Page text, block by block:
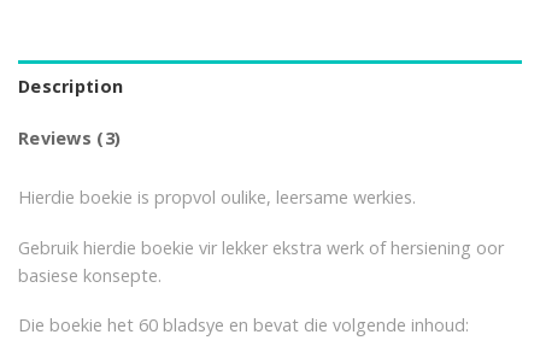
Description
Reviews (3)
Hierdie boekie is propvol oulike, leersame werkies.
Gebruik hierdie boekie vir lekker ekstra werk of hersiening oor
basiese konsepte.
Die boekie het 60 bladsye en bevat die volgende inhoud: